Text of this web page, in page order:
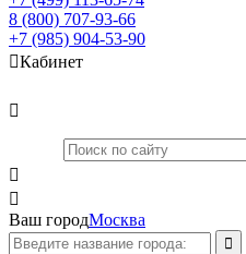
8 (800) 707-93-66
+7 (985) 904-53-90
Кабинет



Ваш городМосква